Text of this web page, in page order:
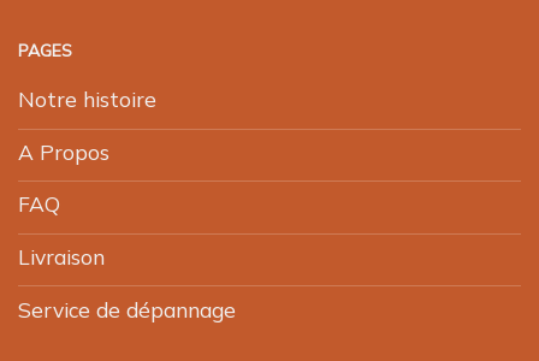
PAGES
Notre histoire
A Propos
FAQ
Livraison
Service de dépannage